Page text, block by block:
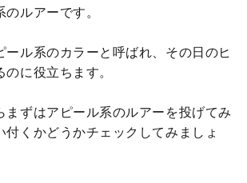
のルアーです。
ール系のカラーと呼ばれ、その日のヒ
に役立ちます。
まずはアピール系のルアーを投げてみ
付くかどうかチェックしてみましょ